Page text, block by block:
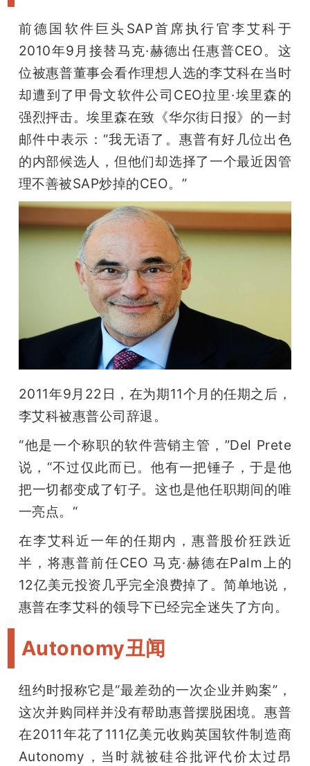
前德国软件巨头SAP首席执行官李艾科于
2010年9月接替马克·赫德出任惠普CEO。这
位被惠普董事会看作理想人选的李艾科在当时
却遭到了甲骨文软件公司CEO拉里·埃里森的
强烈抨击。埃里森在致《华尔街日报》的一封
邮件中表示：“我无语了。惠普有好几位出色
的内部候选人，但他们却选择了一个最近因管
理不善被SAP炒掉的CEO。”
2011年9月22日，在为期11个月的任期之后，
李艾科被惠普公司辞退。
“他是一个称职的软件营销主管，”Del Prete
说，“不过仅此而已。他有一把锤子，于是他
把一切都变成了钉子。这也是他任职期间的唯
一亮点。“
在李艾科近一年的任期内，惠普股价狂跌近
半，将惠普前任CEO 马克·赫德在Palm上的
12亿美元投资几乎完全浪费掉了。简单地说，
惠普在李艾科的领导下已经完全迷失了方向。
Autonomy丑闻
纽约时报称它是“最差劲的一次企业并购案”，
这次并购同样并没有帮助惠普摆脱困境。惠普
在2011年花了111亿美元收购英国软件制造商
Autonomy，当时就被硅谷批评代价太过昂